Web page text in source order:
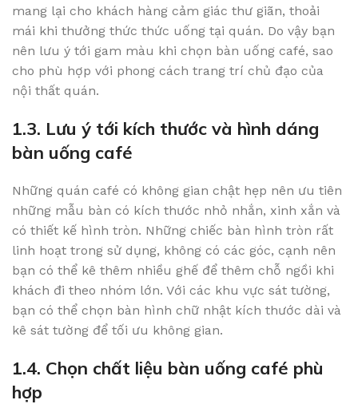
mang lại cho khách hàng cảm giác thư giãn, thoải
mái khi thưởng thức thức uống tại quán. Do vậy bạn
nên lưu ý tới gam màu khi chọn bàn uống café, sao
cho phù hợp với phong cách trang trí chủ đạo của
nội thất quán.
1.3. Lưu ý tới kích thước và hình dáng
bàn uống café
Những quán café có không gian chật hẹp nên ưu tiên
những mẫu bàn có kích thước nhỏ nhắn, xinh xắn và
có thiết kế hình tròn. Những chiếc bàn hình tròn rất
linh hoạt trong sử dụng, không có các góc, cạnh nên
bạn có thể kê thêm nhiều ghế để thêm chỗ ngồi khi
khách đi theo nhóm lớn. Với các khu vực sát tường,
bạn có thể chọn bàn hình chữ nhật kích thước dài và
kê sát tường để tối ưu không gian.
1.4. Chọn chất liệu bàn uống café phù
hợp